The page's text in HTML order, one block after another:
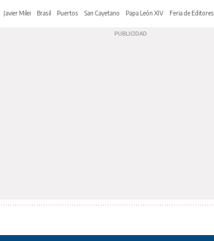
Javier Milei Brasil Puertos San Cayetano Papa León XIV Feria de Editores